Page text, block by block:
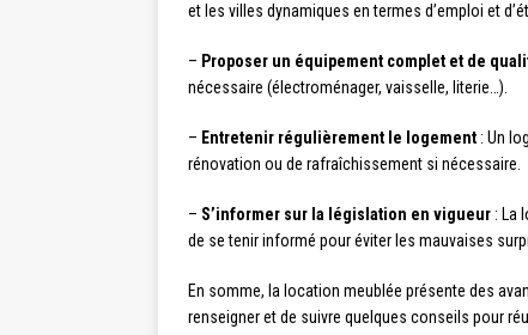
et les villes dynamiques en termes d’emploi et
– Proposer un équipement complet et de
nécessaire (électroménager, vaisselle, literie…).
– Entretenir régulièrement le logement : Un
rénovation ou de rafraîchissement si nécessaire.
– S’informer sur la législation en vigueur : La
de se tenir informé pour éviter les mauvaises
En somme, la location meublée présente des
renseigner et de suivre quelques conseils pour